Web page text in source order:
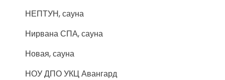
НЕПТУН, сауна
Нирвана СПА, сауна
Новая, сауна
НОУ ДПО УКЦ Авангард